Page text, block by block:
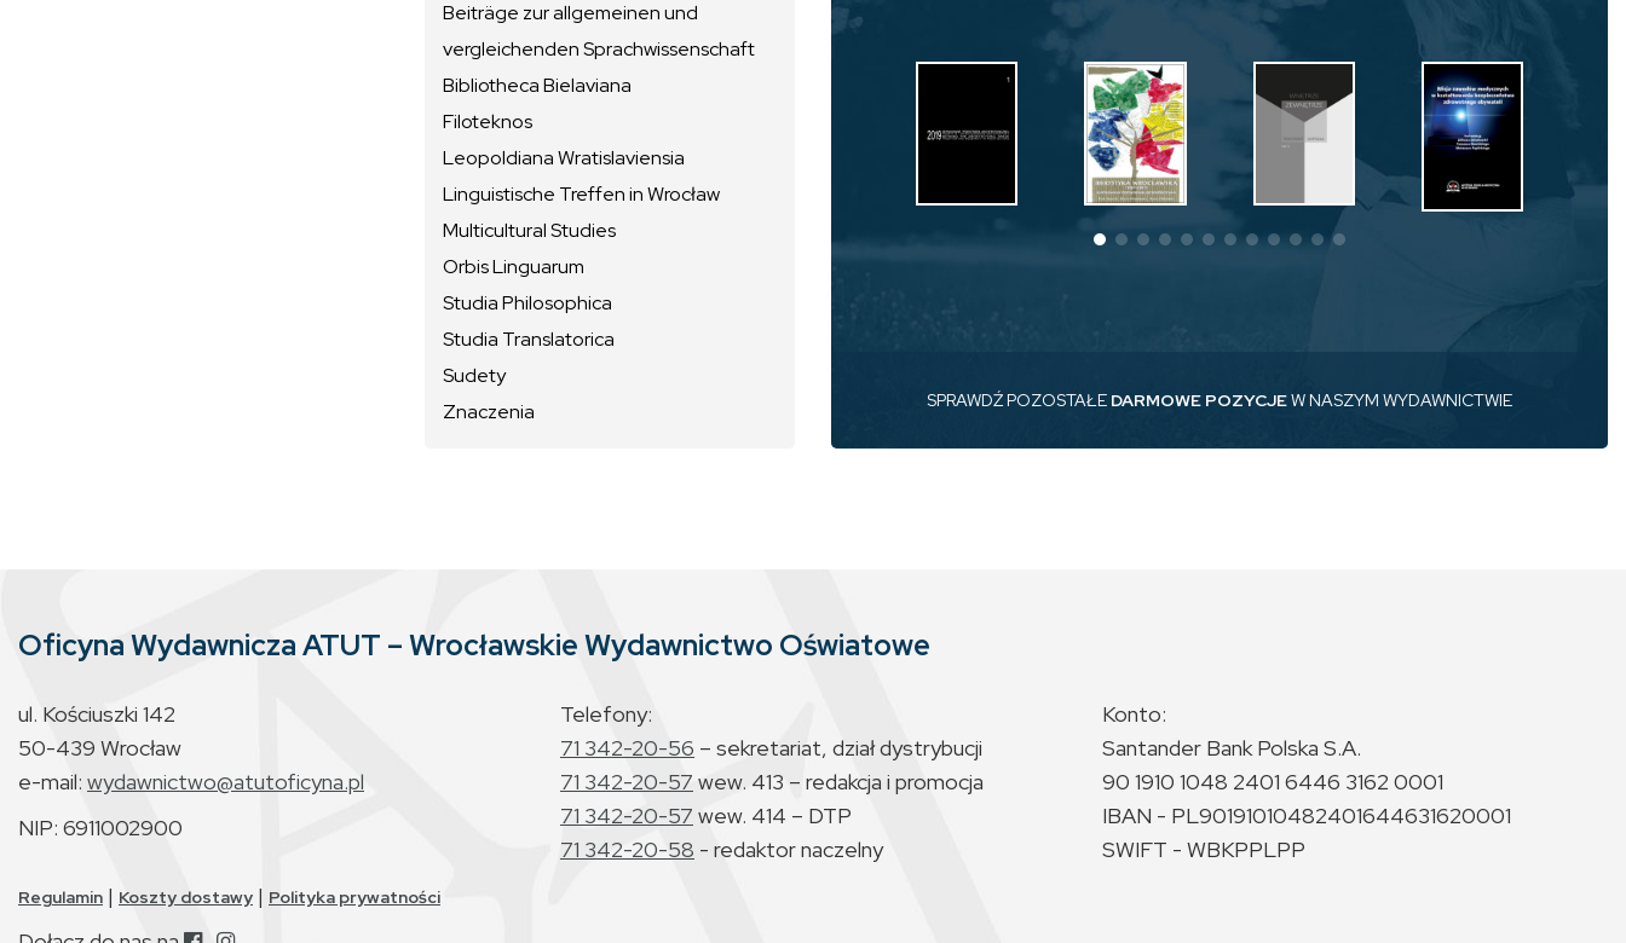
Beiträge zur allgemeinen und
vergleichenden Sprachwissenschaft
Bibliotheca Bielaviana
Filoteknos
Leopoldiana Wratislaviensia
Linguistische Treffen in Wrocław
Multicultural Studies
Orbis Linguarum
Studia Philosophica
Studia Translatorica
Sudety
Znaczenia
SPRAWDŹ POZOSTAŁE DARMOWE POZYCJEW NASZYM WYDAWNICTWIE
Oficyna Wydawnicza ATUT – Wrocławskie Wydawnictwo Oświatowe
ul. Kościuszki 142
50-439 Wrocław
e-mail: wydawnictwo@atutoficyna.pl
NIP: 6911002900
Telefony:
71 342-20-56 – sekretariat, dział dystrybucji
71 342-20-57 wew. 413 – redakcja i promocja
71 342-20-57 wew. 414 – DTP
71 342-20-58 - redaktor naczelny
Konto:
Santander Bank Polska S.A.
90 1910 1048 2401 6446 3162 0001
IBAN - PL90191010482401644631620001
SWIFT - WBKPPLPP
Regulamin | Koszty dostawy | Polityka prywatności